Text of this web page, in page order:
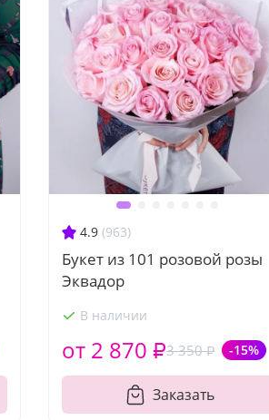
4.9 (963)
Букет из 101 розовой розы
Эквадор
В наличии
3 350 ₽ -15%
от 2 870 ₽
Заказать